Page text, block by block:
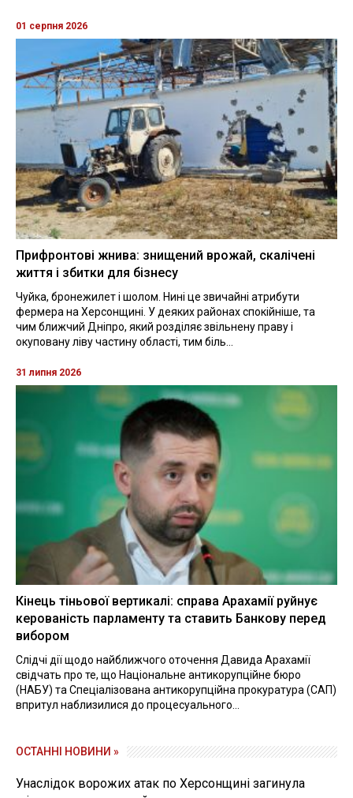
01 серпня 2026
Прифронтові жнива: знищений врожай, скалічені
життя і збитки для бізнесу
Чуйка, бронежилет і шолом. Нині це звичайні атрибути
фермера на Херсонщині. У деяких районах спокійніше, та
чим ближчий Дніпро, який розділяє звільнену праву і
окуповану ліву частину області, тим біль...
31 липня 2026
Кінець тіньової вертикалі: справа Арахамії руйнує
керованість парламенту та ставить Банкову перед
вибором
Слідчі дії щодо найближчого оточення Давида Арахамії
свідчать про те, що Національне антикорупційне бюро
(НАБУ) та Спеціалізована антикорупційна прокуратура (САП)
впритул наблизилися до процесуального...
ОСТАННІ НОВИНИ »
Унаслідок ворожих атак по Херсонщині загинула